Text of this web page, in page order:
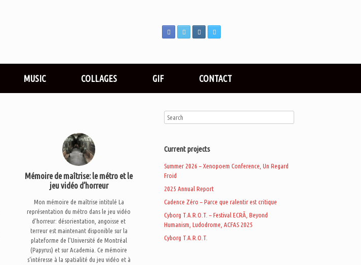
MUSIC COLLAGES GIF CONTACT
Mémoire de maîtrise: le métro et le
jeu vidéo d’horreur
Mon mémoire de maîtrise intitulé La
représentation du métro dans le jeu vidéo
d’horreur: désorientation, angoisse et
terreur est maintenant disponible sur la
plateforme de l’Université de Montréal
(Papyrus) et sur Academia. Ce mémoire
s‘intéresse à la spatialité du jeu vidéo et à
Current projects
Summer 2026 – Xenopoem Conference, Un Regard
Froid
2025 Annual Report
Cadence Zéro – Parce que ralentir est critique
Cyborg T.A.R.O.T. – Festival ECRÃ, Beyond
Humanism, Ludodrome, ACFAS 2025
Cyborg T.A.R.O.T.